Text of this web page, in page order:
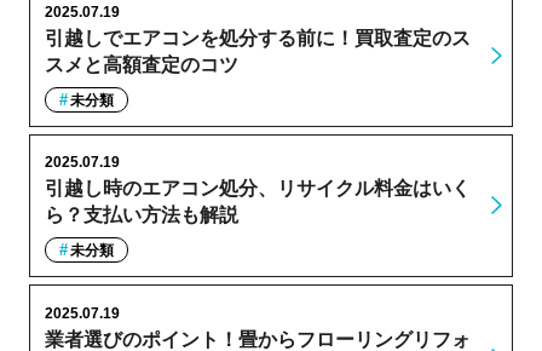
引越しでエアコンを処分する前に！買取査定のス
スメと高額査定のコツ
2025.07.19
未分類
引越し時のエアコン処分、リサイクル料金はいく
ら？支払い方法も解説
2025.07.19
未分類
業者選びのポイント！畳からフローリングリフォ
2025.07.19